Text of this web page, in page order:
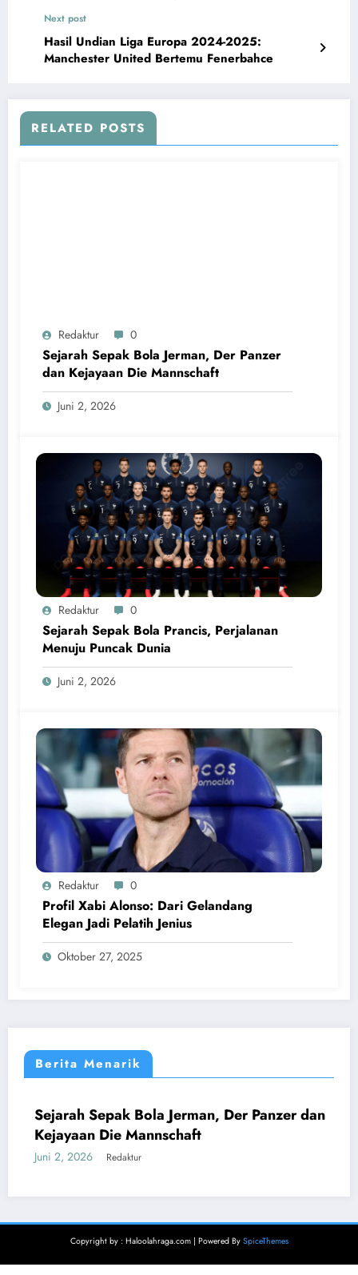
Next post
Hasil Undian Liga Europa 2024-2025:
Manchester United Bertemu Fenerbahce
RELATED POSTS
Redaktur 0
Sejarah Sepak Bola Jerman, Der Panzer
dan Kejayaan Die Mannschaft
Juni 2, 2026
Redaktur 0
Sejarah Sepak Bola Prancis, Perjalanan
Menuju Puncak Dunia
Juni 2, 2026
Redaktur 0
Profil Xabi Alonso: Dari Gelandang
Elegan Jadi Pelatih Jenius
Oktober 27, 2025
Berita Menarik
EROPA
Sejarah Sepak Bola Jerman, Der Panzer dan
Kejayaan Die Mannschaft
Juni 2, 2026 Redaktur